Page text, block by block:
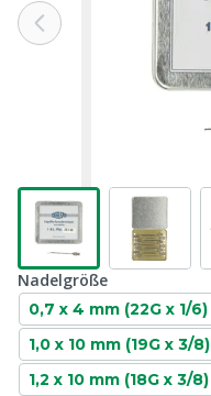
Nadelgröße
0,7 x 4 mm (22G x 1/6)
1,0 x 10 mm (19G x 3/8)
1,2 x 10 mm (18G x 3/8)